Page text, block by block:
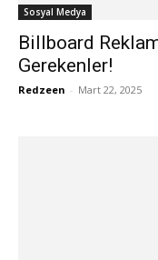
Sosyal Medya
Billboard
Gerekenler!
Redzeen - Mart 22, 2025